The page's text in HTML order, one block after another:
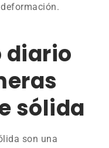
diario
sólida
son una